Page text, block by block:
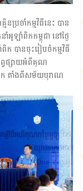
ប្រចាំកម្មវិធីនេះ បាន
អូឡាំពិកកម្ពុជា នៅថ្ងៃ
ក បានចុះរៀបចំកម្មវិធី
វផ្សាយអំពីគុណ
ក តាំងពីសម័យបុរាណ